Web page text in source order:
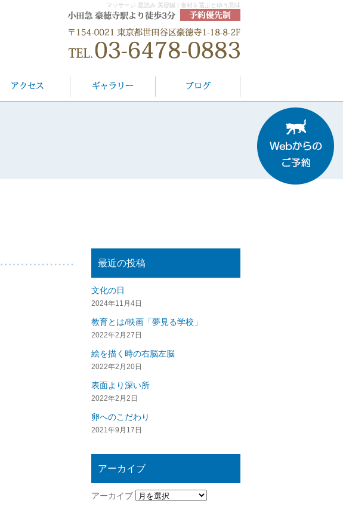
マッサージ 星読み 美容鍼 | 食材を選ぶとゆう意味
最近の投稿
文化の日
2024年11月4日
教育とは/映画「夢見る学校」
2022年2月27日
絵を描く時の右脳左脳
2022年2月20日
表面より深い所
2022年2月2日
卵へのこだわり
2021年9月17日
アーカイブ
アーカイブ